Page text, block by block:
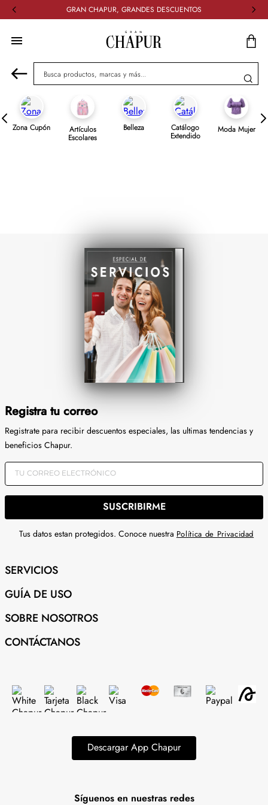
GRAN CHAPUR, GRANDES DESCUENTOS
Busca productos, marcas y más...
Zona Cupón Artículos
Escolares
Belleza Catálogo
Extendido
Moda Mujer
Registra tu correo
Registrate para recibir descuentos especiales, las ultimas tendencias y
beneficios Chapur.
SUSCRIBIRME
Tus datos estan protegidos. Conoce nuestra Política de Privacidad
SERVICIOS
GUÍA DE USO
SOBRE NOSOTROS
CONTÁCTANOS
Descargar App Chapur
Síguenos en nuestras redes